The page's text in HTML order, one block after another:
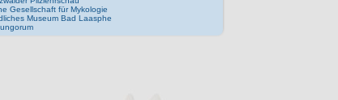
Gesellschaft für Mykologie
Museum Bad Laasphe